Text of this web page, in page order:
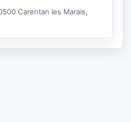
Carentan les Marais,